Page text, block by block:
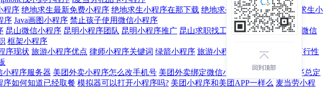
程序 绝地求生最新免费小程序 绝地求生小程序在那下载 绝地求生无后坐小程序 绝地求生小
序 Java画图小程序 禁止孩子使用微信小程序
昆山微信小程序 昆明小程序团队 昆明小程序推广 昆山求职找工作小程序 开发个贷款微信
框架小程序
序现状 旅游小程序优点 律师小程序关键词 绿箭小程序 旅游小程序平台
旅游小程序可行性
小程序服务器 美团外卖小程序怎么改手机号 美团外卖绑定微信小程序解绑 摩拜小程序总定
序如何知道已经取餐 模拟器可以打开小程序吗? 美团小程序和美团APP一样么 麦当劳小程
回到顶部